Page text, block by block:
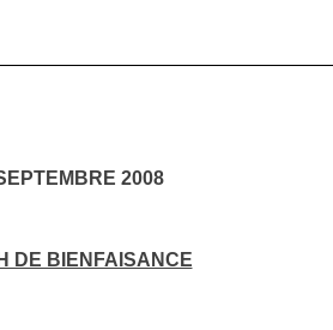
2008
DE BIENFAISANCE